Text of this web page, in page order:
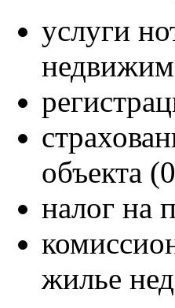
услуги
объекта
налог на
жилье